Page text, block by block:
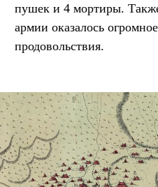
пушек и 4 мортиры.
армии оказалось
продовольствия.